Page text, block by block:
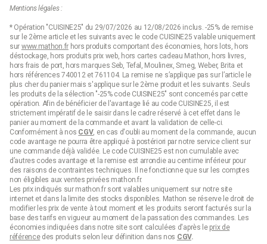
Mentions légales :
* Opération "CUISINE25" du 29/07/2026 au 12/08/2026 inclus. -25% de remise
sur le 2ème article et les suivants avec le code CUISINE25 valable uniquement
sur www.mathon.frhors produits comportant des économies, hors lots, hors
déstockage, hors produits prix web, hors cartes cadeau Mathon, hors livres,
hors frais de port, hors marques Seb, Tefal, Moulinex, Smeg, Weber, Brita et
hors références 740012 et 761104. La remise ne s’applique pas sur l’article le
plus cher du panier mais s'applique sur le 2ème produit et les suivants. Seuls
les produits de la sélection "-25% code CUISINE25" sont concernés par cette
opération. Afin de bénéficier de l'avantage lié au code CUISINE25, il est
strictement impératif de le saisir dans le cadre réservé à cet effet dans le
panier au moment de la commande et avant la validation de celle-ci.
Conformément à nos CGV, en cas d'oubli au moment de la commande, aucun
code avantage ne pourra être appliqué à postériori par notre service client sur
une commande déjà validée. Le code CUISINE25 est non cumulable avec
d’autres codes avantage et la remise est arrondie au centime inférieur pour
des raisons de contraintes techniques. Il ne fonctionne que sur les comptes
non éligibles aux ventes privées mathon.fr.
Les prix indiqués sur mathon.fr sont valables uniquement sur notre site
internet et dans la limite des stocks disponibles. Mathon se réserve le droit de
modifier les prix de vente à tout moment et les produits seront facturés sur la
base des tarifs en vigueur au moment de la passation des commandes. Les
économies indiquées dans notre site sont calculées d'après le prix de
référencedes produits selon leur définition dans nos CGV.